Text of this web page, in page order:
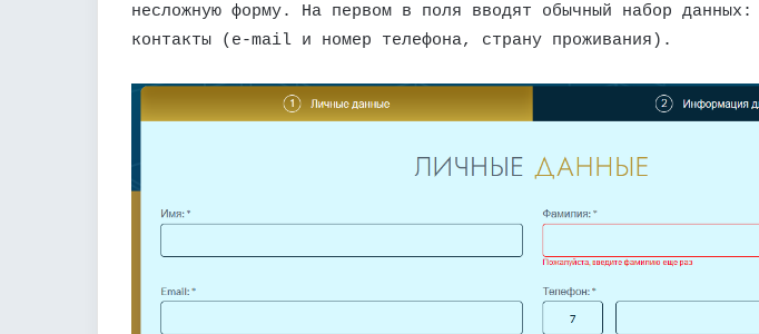
несложную форму. На первом в поля вводят обычный набор
контакты (e-mail и номер телефона, страну проживания).